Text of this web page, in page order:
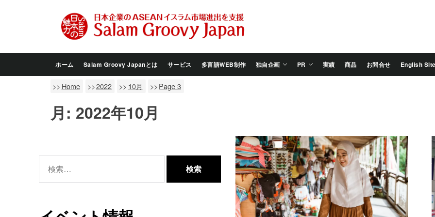
Groovy
Japan
ホーム Salam Groovy Japanとは サービス 多言語WEB制作 独自企画 PR 実績 商品 お問合せ English
Home 2022 10月 Page 3
月: 2022年10月
索: